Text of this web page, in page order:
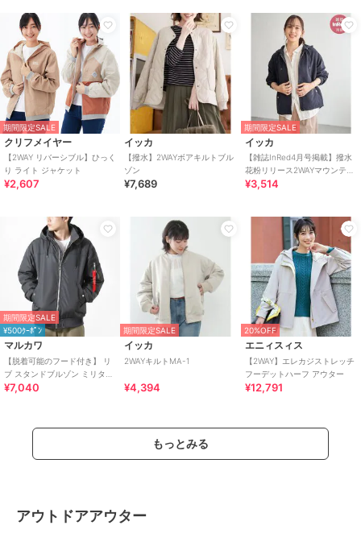
期間限定SALE
クリフメイヤー
【2WAY リバーシブル】ひっく
り ライト ジャケット
¥2,607
イッカ
【撥水】2WAYボアキルトブル
ゾン
¥7,689
期間限定SALE
イッカ
【雑誌InRed4月号掲載】撥水
花粉リリース2WAYマウンテン
パーカー【親子コーデ】
¥3,514
期間限定SALE
¥500ｸｰﾎﾟﾝ
マルカワ
【脱着可能のフード付き】 リ
ブ スタンドブルゾン ミリタリ
ージャケット 2WAY
¥7,040
期間限定SALE
イッカ
2WAYキルトMA-1
¥4,394
20%OFF
エニィスィス
【2WAY】エレカジストレッチ
フーデットハーフ アウター
¥12,791
もっとみる
アウトドアアウター